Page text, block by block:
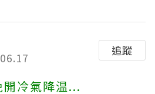
追蹤
冷氣降温...